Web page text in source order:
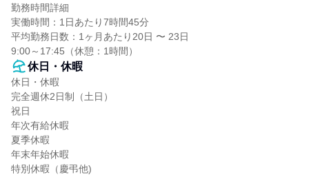
勤務時間詳細
実働時間：1日あたり7時間45分
平均勤務日数：1ヶ月あたり20日 〜 23日
9:00～17:45（休憩：1時間）
休日・休暇
休日・休暇
完全週休2日制（土日）
祝日
年次有給休暇
夏季休暇
年末年始休暇
特別休暇（慶弔他)